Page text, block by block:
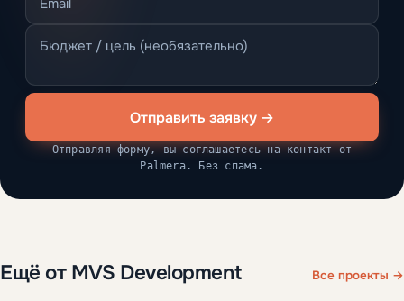
Отправить заявку →
Отправляя форму, вы соглашаетесь на контакт от
Palmera. Без спама.
Ещё от MVS Development Все проекты →